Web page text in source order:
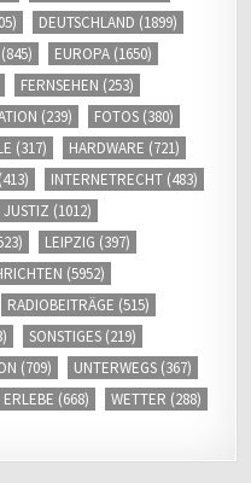
DEUTSCHLAND (1899)
(845) EUROPA (1650)
FERNSEHEN (253)
(239) FOTOS (380)
(317) HARDWARE (721)
(413) INTERNETRECHT (483)
JUSTIZ (1012)
LEIPZIG (397)
(5952)
RADIOBEITRÄGE (515)
SONSTIGES (219)
(709) UNTERWEGS (367)
(668) WETTER (288)